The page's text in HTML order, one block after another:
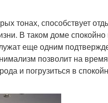
тонах, способствует
В таком доме спокойно
еще одним
позволит на время
и погрузиться в